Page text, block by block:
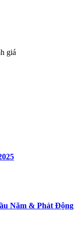
giá
Năm & Phát Động